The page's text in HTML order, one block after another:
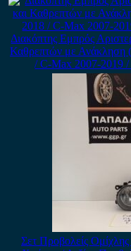
Διακόπτης Εμπρός
Καθρεπτών με Ανάκληση
/ C-Max 2007-2019
Σετ Προβολείς